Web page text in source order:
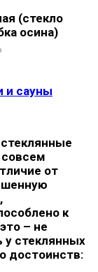
(стекло
осина)
и сауны
совсем
от
к
– не
стеклянных
достоинств: